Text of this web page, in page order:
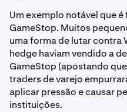
Um exemplo notável que
GameStop. Muitos
uma forma de lutar contra
hedge haviam vendido a
GameStop (apostando
traders de varejo
aplicar pressão e causar
instituições.